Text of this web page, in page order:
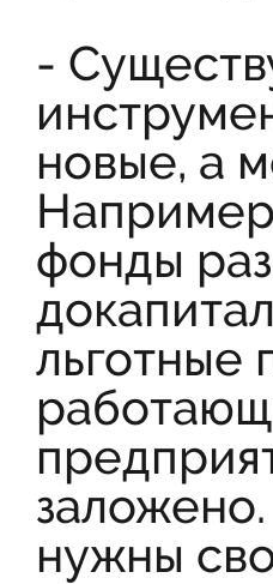
-
новые, а
фонды
льготные
нужны